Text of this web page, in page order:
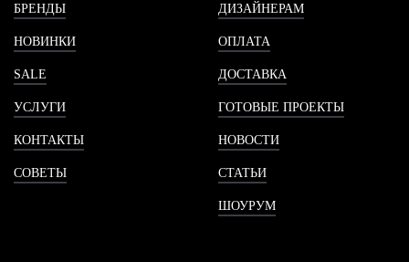
БРЕНДЫ
НОВИНКИ
SALE
УСЛУГИ
КОНТАКТЫ
СОВЕТЫ
ДИЗАЙНЕРАМ
ОПЛАТА
ДОСТАВКА
ГОТОВЫЕ ПРОЕКТЫ
НОВОСТИ
СТАТЬИ
ШОУРУМ